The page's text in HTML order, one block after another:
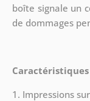
boîte signale un
de dommages
1. Impressions